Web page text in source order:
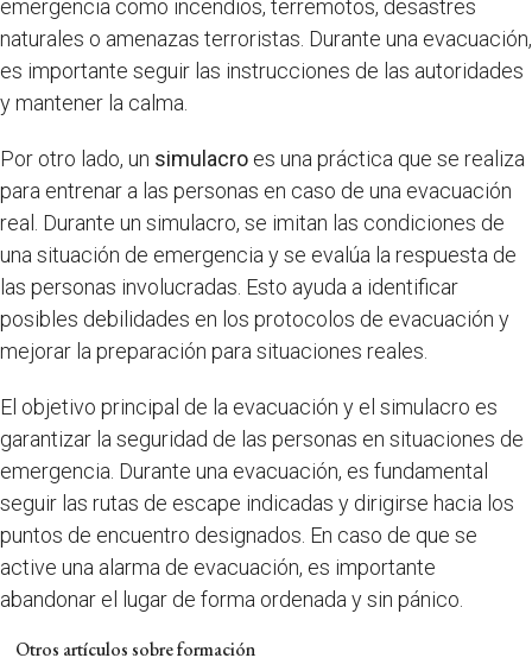
emergencia como incendios, terremotos, desastres
naturales o amenazas terroristas. Durante una evacuación,
es importante seguir las instrucciones de las autoridades
y mantener la calma.
Por otro lado, un simulacro es una práctica que se realiza
para entrenar a las personas en caso de una evacuación
real. Durante un simulacro, se imitan las condiciones de
una situación de emergencia y se evalúa la respuesta de
las personas involucradas. Esto ayuda a identificar
posibles debilidades en los protocolos de evacuación y
mejorar la preparación para situaciones reales.
El objetivo principal de la evacuación y el simulacro es
garantizar la seguridad de las personas en situaciones de
emergencia. Durante una evacuación, es fundamental
seguir las rutas de escape indicadas y dirigirse hacia los
puntos de encuentro designados. En caso de que se
active una alarma de evacuación, es importante
abandonar el lugar de forma ordenada y sin pánico.
Otros artículos sobre formación